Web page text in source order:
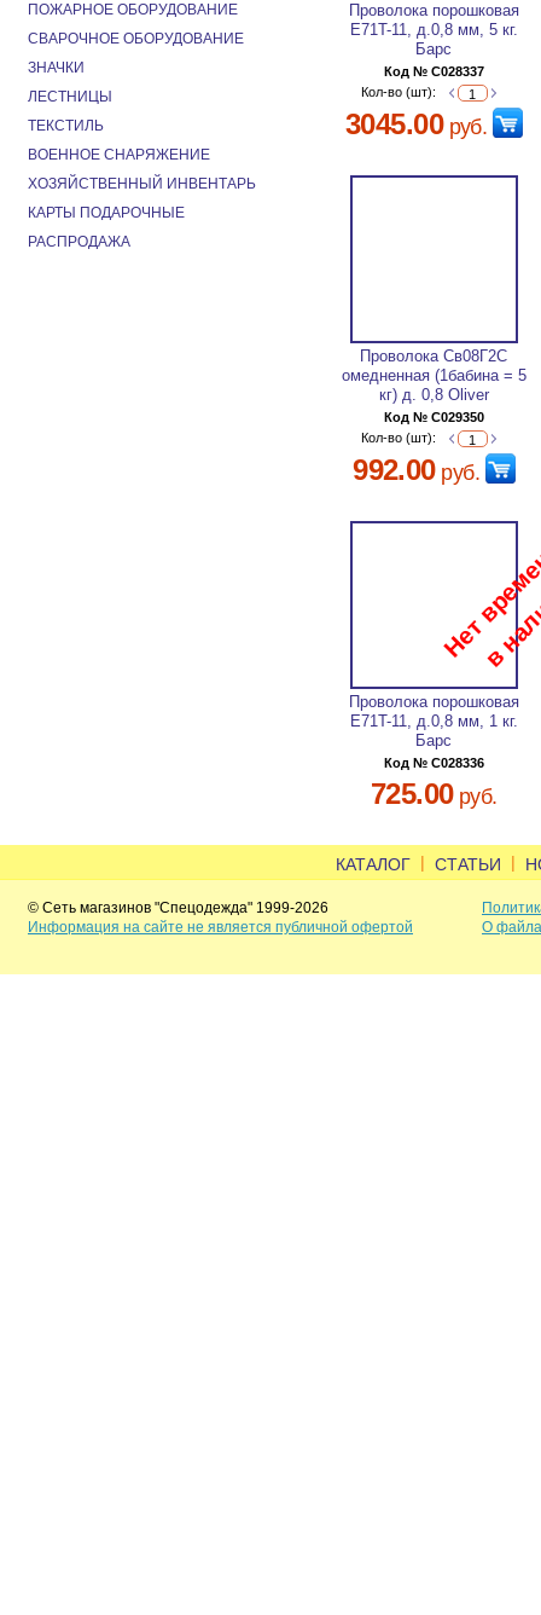
Проволока порошковая
E71T-11, д.0,8 мм, 5 кг.
Барс
Код № C028337
Кол-во (шт):
3045.00руб.
Проволока Св08Г2С
омедненная (1бабина = 5
кг) д. 0,8 Oliver
Код № C029350
Кол-во (шт):
992.00руб.
Проволока порошковая
E71T-11, д.0,8 мм, 1 кг.
Барс
Код № C028336
725.00руб.
ПОЖАРНОЕ ОБОРУДОВАНИЕ
СВАРОЧНОЕ ОБОРУДОВАНИЕ
ЗНАЧКИ
ЛЕСТНИЦЫ
ТЕКСТИЛЬ
ВОЕННОЕ СНАРЯЖЕНИЕ
ХОЗЯЙСТВЕННЫЙ ИНВЕНТАРЬ
КАРТЫ ПОДАРОЧНЫЕ
РАСПРОДАЖА
КАТАЛОГ | СТАТЬИ |
© Сеть магазинов "Спецодежда" 1999-2026
Информация на сайте не является публичной офертой
О